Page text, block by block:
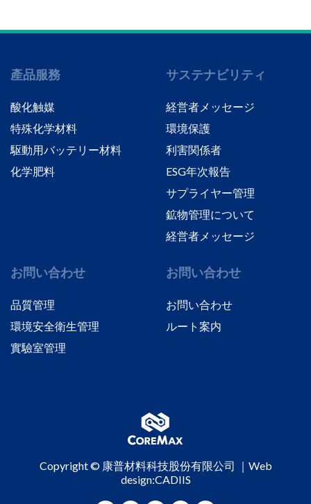
產品服務
酸化触媒
特殊化学材料
駆動用バッテリー材料
化学肥料
サステナビリティ
経営者メッセージ
環境保護
利害関係者
ESG年次報告
サプライヤー管理
鉱物管理について
経営者メッセージ
お問い合わせ
品質管理
環境安全衛生管理
實驗室管理
お問い合わせ
お問い合わせ
ルート案内
Copyright © 康普材料科技股份有限公司 ｜ Web
design:CADIIS